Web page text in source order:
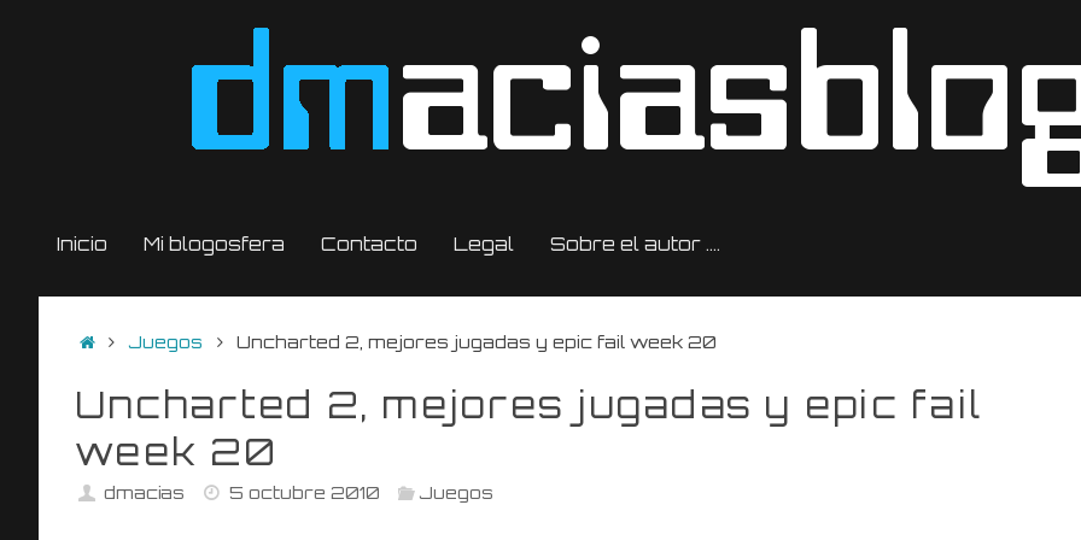
Inicio Mi blogosfera Contacto Legal Sobre el autor ….
InicioJuegos Uncharted 2, mejores jugadas y epic fail week 20
Uncharted 2, mejores jugadas y epic fail
week 20
dmacias 5 octubre 2010 Juegos